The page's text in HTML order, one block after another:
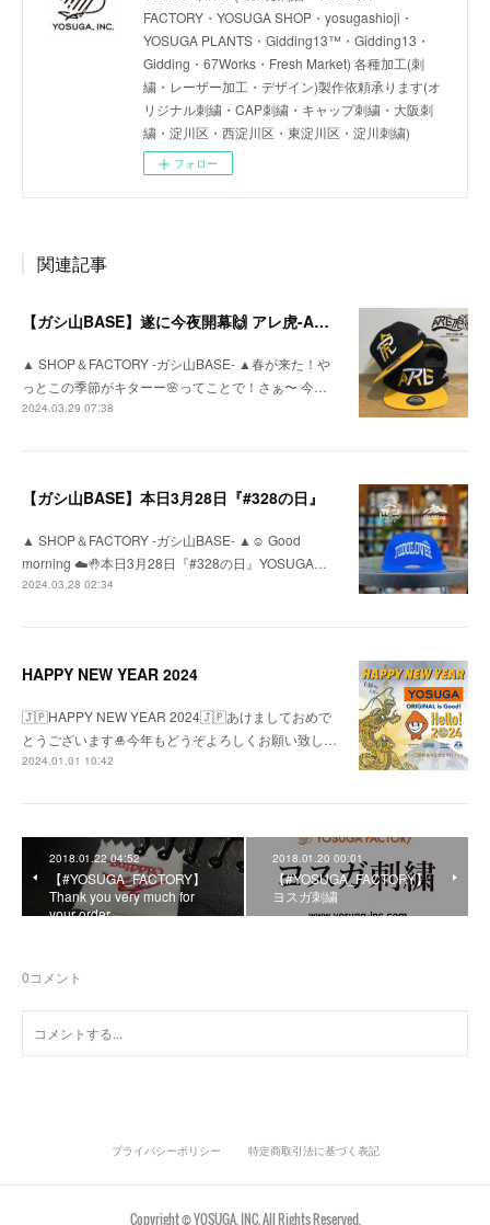
FACTORY・YOSUGA SHOP・yosugashioji・
YOSUGA PLANTS・Gidding13™・Gidding13・
Gidding・67Works・Fresh Market) 各種加工(刺
繍・レーザー加工・デザイン)製作依頼承ります(オ
リジナル刺繍・CAP刺繍・キャップ刺繍・大阪刺
繍・淀川区・西淀川区・東淀川区・淀川刺繍)
フォロー
関連記事
【ガシ山BASE】遂に今夜開幕🙌 アレ虎-ARETORA-
▲ SHOP＆FACTORY -ガシ山BASE- ▲春が来た！や
っとこの季節がキターー🌸ってことで！さぁ〜 今…
2024.03.29 07:38
【ガシ山BASE】本日3月28日『#328の日』
▲ SHOP＆FACTORY -ガシ山BASE- ▲☺︎ Good
morning ☁️🤚本日3月28日『#328の日』YOSUGA…
2024.03.28 02:34
HAPPY NEW YEAR 2024
🇯🇵HAPPY NEW YEAR 2024🇯🇵あけましておめで
とうございます🎍今年もどうぞよろしくお願い致し…
2024.01.01 10:42
2018.01.22 04:52
【#YOSUGA_FACTORY】
Thank you very much for
your order.
2018.01.20 00:01
【#YOSUGA_FACTORY】
ヨスガ刺繍
0コメント
プライバシーポリシー 特定商取引法に基づく表記
Copyright © YOSUGA, INC. All Rights Reserved.